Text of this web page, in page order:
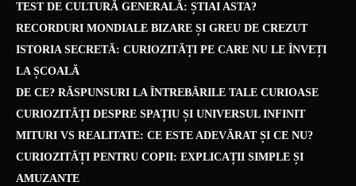
TEST DE CULTURĂ GENERALĂ: ȘTIAI ASTA?
RECORDURI MONDIALE BIZARE ȘI GREU DE CREZUT
ISTORIA SECRETĂ: CURIOZITĂȚI PE CARE NU LE ÎNVEȚI
LA ȘCOALĂ
DE CE? RĂSPUNSURI LA ÎNTREBĂRILE TALE CURIOASE
CURIOZITĂȚI DESPRE SPAȚIU ȘI UNIVERSUL INFINIT
MITURI VS REALITATE: CE ESTE ADEVĂRAT ȘI CE NU?
CURIOZITĂȚI PENTRU COPII: EXPLICAȚII SIMPLE ȘI
AMUZANTE